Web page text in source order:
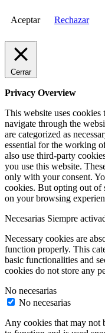
Aceptar Rechazar
Cerrar
Privacy Overview
This website uses
navigate through the
are categorized as
essential for the working
also use third-party
you use this website.
only with your consent.
cookies. But opting out of
on your browsing
Necesarias Siempre
Necessary cookies are
function properly. This
basic functionalities and
cookies do not store any
No necesarias
No necesarias
Any cookies that may not